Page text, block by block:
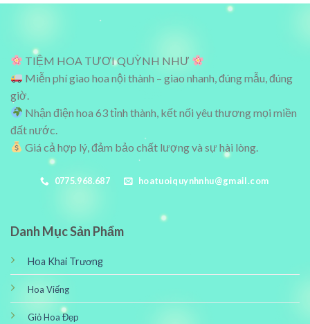
1,100,000₫.
600,000₫.
TIỆM HOA TƯƠI QUỲNH NHƯ
Miễn phí giao hoa nội thành – giao nhanh, đúng mẫu, đúng
giờ.
Nhận điện hoa 63 tỉnh thành, kết nối yêu thương mọi miền
đất nước.
Giá cả hợp lý, đảm bảo chất lượng và sự hài lòng.
0775.968.687 hoatuoiquynhnhu@gmail.com
Danh Mục Sản Phẩm
Hoa Khai Trương
Hoa Viếng
Giỏ Hoa Đẹp